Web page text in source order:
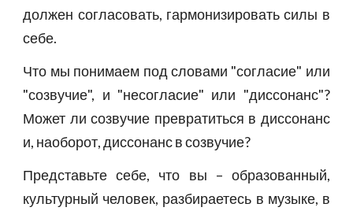
должен согласовать, гармонизировать силы в
себе.
Что мы понимаем под словами "согласие" или
"созвучие", и "несогласие" или "диссонанс"?
Может ли созвучие превратиться в диссонанс
и, наоборот, диссонанс в созвучие?
Представьте себе, что вы – образованный,
культурный человек, разбираетесь в музыке, в